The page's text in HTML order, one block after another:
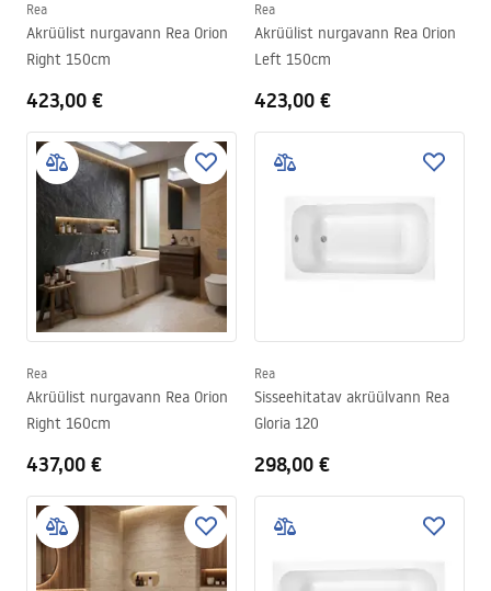
Rea
Akrüülist nurgavann Rea Orion
Right 150cm
423,00 €
Rea
Akrüülist nurgavann Rea Orion
Left 150cm
423,00 €
Rea
Akrüülist nurgavann Rea Orion
Right 160cm
437,00 €
Rea
Sisseehitatav akrüülvann Rea
Gloria 120
298,00 €